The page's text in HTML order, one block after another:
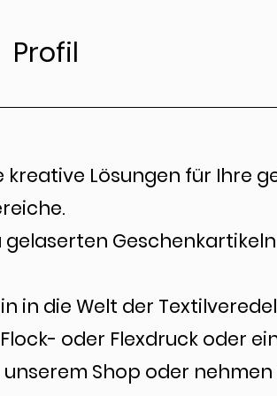
Profil
kreative Lösungen für Ihre
gelaserten
in die Welt der
oder Flexdruck oder
unserem Shop oder